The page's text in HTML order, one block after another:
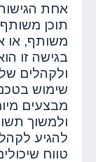
אחת
תוכן
משותף, או
בגישה זו
ולקהלים
שימוש
מבצעים
ולמשוך
להגיע
טווח